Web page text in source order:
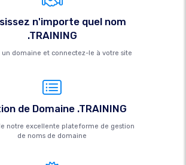
n'importe quel nom
.TRAINING
un domaine et connectez-le à votre site
de Domaine .TRAINING
notre excellente plateforme de gestion
de noms de domaine